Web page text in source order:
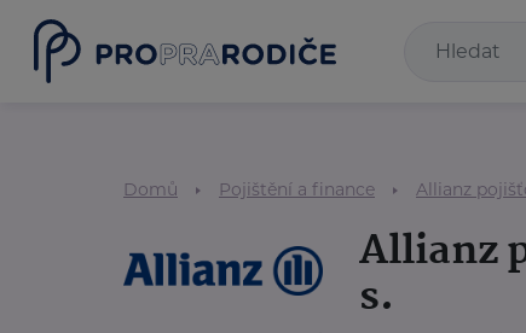
Domů Pojištění a finance Allianz
Allianz
s.